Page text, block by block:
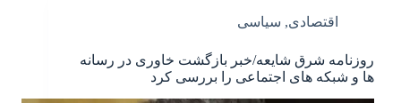
اقتصادی, سیاسی
روزنامه شرق شایعه/خبر بازگشت خاوری در رسانه
ها و شبکه های اجتماعی را بررسی کرد